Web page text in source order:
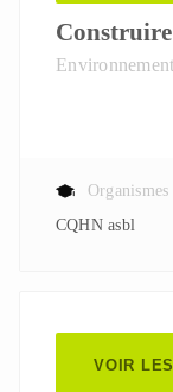
Environnement
CQHN asbl
VOIR